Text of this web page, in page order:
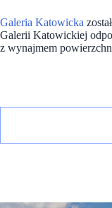
Galeria Katowicka
Galerii Katowickiej
z wynajmem